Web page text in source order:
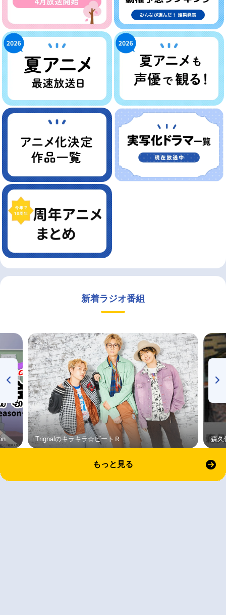
新着ラジオ番組
Trignalのキラキラ☆ビートＲ 森久
もっと見る